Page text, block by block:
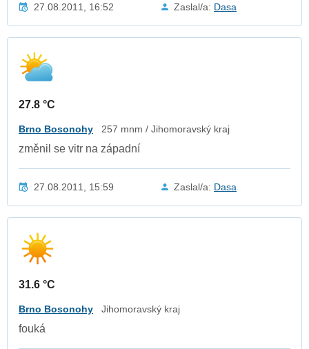
27.08.2011, 16:52 Zaslal/a: Dasa
27.8 °C
Brno Bosonohy 257 mnm / Jihomoravský kraj
změnil se vitr na západní
27.08.2011, 15:59 Zaslal/a: Dasa
31.6 °C
Brno Bosonohy Jihomoravský kraj
fouká